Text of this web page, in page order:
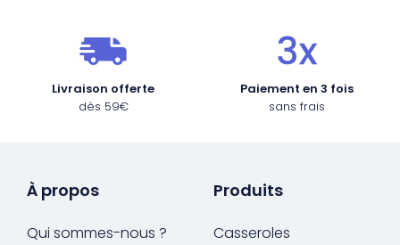
Livraison offerte
dès 59€
Paiement en 3 fois
sans frais
À propos
Qui sommes-nous ?
Produits
Casseroles